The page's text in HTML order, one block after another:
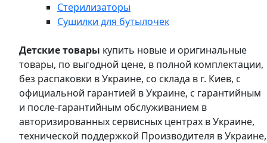
Стерилизаторы
Сушилки для бутылочек
Детские товары купить новые и оригинальные
товары, по выгодной цене, в полной комплектации,
без распаковки в Украине, со склада в г. Киев, с
официальной гарантией в Украине, с гарантийным
и после-гарантийным обслуживанием в
авторизированных сервисных центрах в Украине,
технической поддержкой Производителя в Украине,